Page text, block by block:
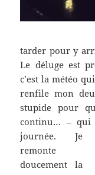
tarder pour y
Le déluge est
c’est la météo
renfile mon
stupide pour
continu… – qui
journée. Je
remonte
doucement la